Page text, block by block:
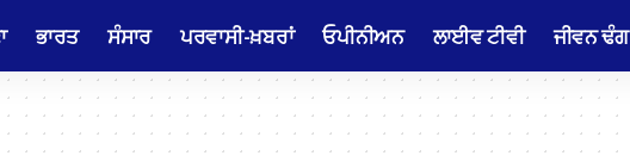
ਭਾਰਤ ਸੰਸਾਰ ਪਰਵਾਸੀ-ਖ਼ਬਰਾਂ ਓਪੀਨੀਅਨ ਲਾਈਵ ਟੀਵੀ ਜੀਵਨ ਢੰਗ